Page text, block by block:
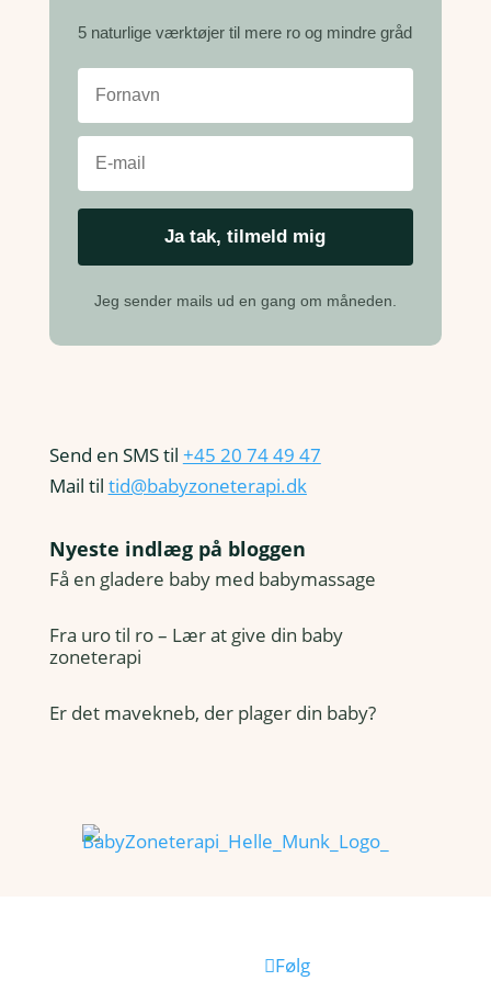
5 naturlige værktøjer til mere ro og mindre gråd
Jeg sender mails ud en gang om måneden.
Send en SMS til +45 20 74 49 47
Mail til tid@babyzoneterapi.dk
Nyeste indlæg på bloggen
Få en gladere baby med babymassage
Fra uro til ro – Lær at give din baby
zoneterapi
Er det mavekneb, der plager din baby?
Følg